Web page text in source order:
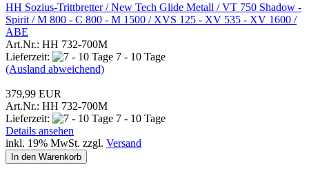
HH Sozius-Trittbretter / New Tech Glide Metall / VT 750 Shadow -
Spirit / M 800 - C 800 - M 1500 / XVS 125 - XV 535 - XV 1600 /
ABE
Art.Nr.: HH 732-700M
Lieferzeit:
7 - 10 Tage
(Ausland abweichend)
379,99 EUR
Art.Nr.: HH 732-700M
Lieferzeit:
7 - 10 Tage
Details ansehen
inkl. 19% MwSt. zzgl. Versand
In den Warenkorb